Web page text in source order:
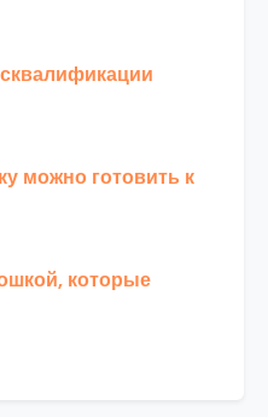
можно готовить к
которые